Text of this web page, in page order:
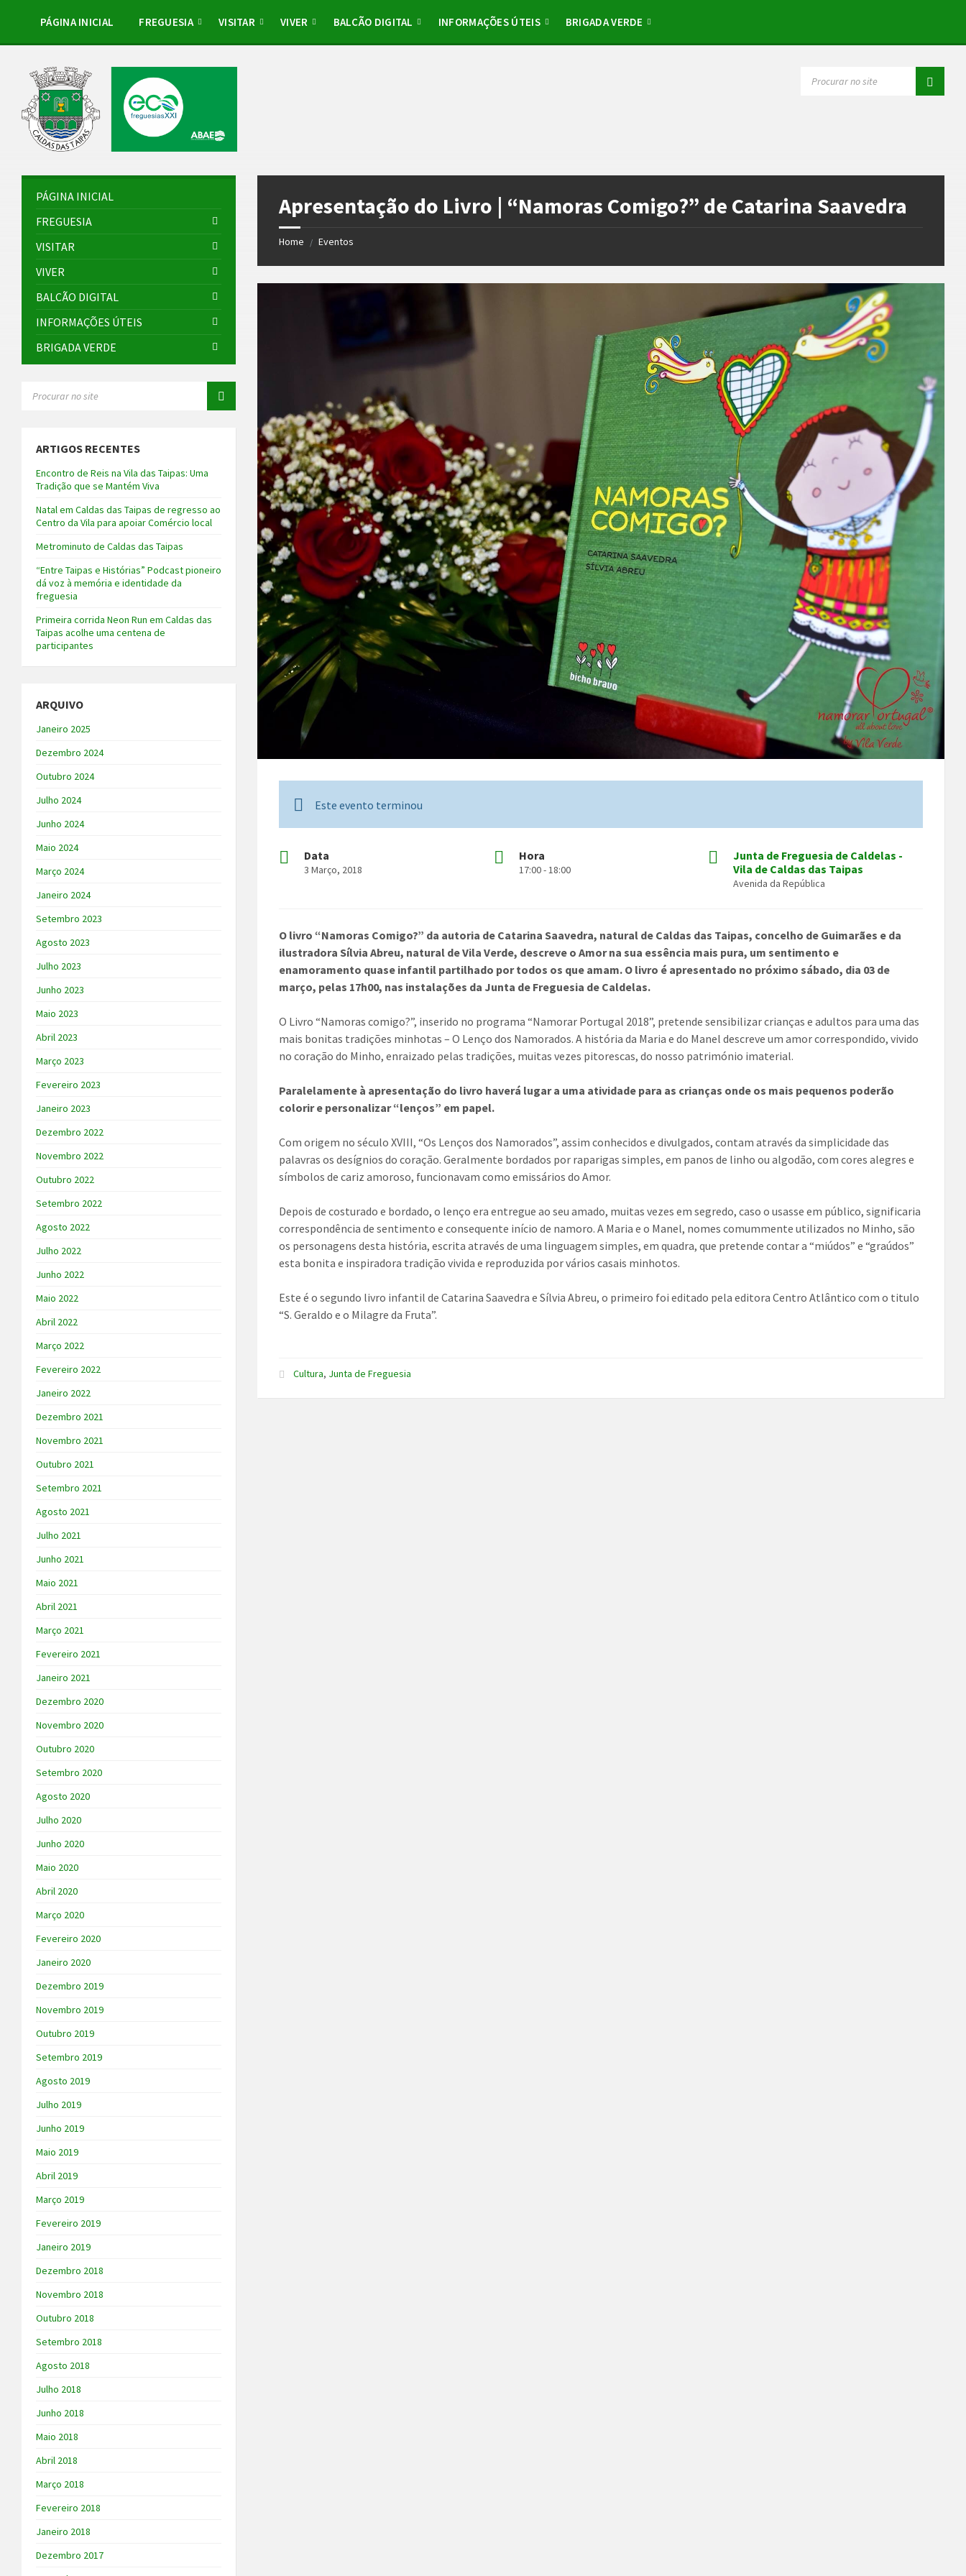
sidebar
PÁGINA INICIAL FREGUESIA VISITAR VIVER BALCÃO DIGITAL INFORMAÇÕES ÚTEIS BRIGADA VERDE
Apresentação do Livro | “Namoras Comigo?” de Catarina Saavedra
Home / Eventos
Este evento terminou
Data
3 Março, 2018
Hora
17:00 - 18:00
Junta de Freguesia de Caldelas -
Vila de Caldas das Taipas
Avenida da República
O livro “Namoras Comigo?” da autoria de Catarina Saavedra, natural de Caldas das Taipas, concelho de Guimarães e da
ilustradora Sílvia Abreu, natural de Vila Verde, descreve o Amor na sua essência mais pura, um sentimento e
enamoramento quase infantil partilhado por todos os que amam. O livro é apresentado no próximo sábado, dia 03 de
março, pelas 17h00, nas instalações da Junta de Freguesia de Caldelas.
O Livro “Namoras comigo?”, inserido no programa “Namorar Portugal 2018”, pretende sensibilizar crianças e adultos para uma das
mais bonitas tradições minhotas – O Lenço dos Namorados. A história da Maria e do Manel descreve um amor correspondido, vivido
no coração do Minho, enraizado pelas tradições, muitas vezes pitorescas, do nosso património imaterial.
Paralelamente à apresentação do livro haverá lugar a uma atividade para as crianças onde os mais pequenos poderão
colorir e personalizar “lenços” em papel.
Com origem no século XVIII, “Os Lenços dos Namorados”, assim conhecidos e divulgados, contam através da simplicidade das
palavras os desígnios do coração. Geralmente bordados por raparigas simples, em panos de linho ou algodão, com cores alegres e
símbolos de cariz amoroso, funcionavam como emissários do Amor.
Depois de costurado e bordado, o lenço era entregue ao seu amado, muitas vezes em segredo, caso o usasse em público, significaria
correspondência de sentimento e consequente início de namoro. A Maria e o Manel, nomes comummente utilizados no Minho, são
os personagens desta história, escrita através de uma linguagem simples, em quadra, que pretende contar a “miúdos” e “graúdos”
esta bonita e inspiradora tradição vivida e reproduzida por vários casais minhotos.
Este é o segundo livro infantil de Catarina Saavedra e Sílvia Abreu, o primeiro foi editado pela editora Centro Atlântico com o titulo
“S. Geraldo e o Milagre da Fruta”.
Cultura, Junta de Freguesia
PÁGINA INICIAL
FREGUESIA
VISITAR
VIVER
BALCÃO DIGITAL
INFORMAÇÕES ÚTEIS
BRIGADA VERDE
ARTIGOS RECENTES
Encontro de Reis na Vila das Taipas: Uma
Tradição que se Mantém Viva
Natal em Caldas das Taipas de regresso ao
Centro da Vila para apoiar Comércio local
Metrominuto de Caldas das Taipas
“Entre Taipas e Histórias” Podcast pioneiro
dá voz à memória e identidade da
freguesia
Primeira corrida Neon Run em Caldas das
Taipas acolhe uma centena de
participantes
ARQUIVO
Janeiro 2025
Dezembro 2024
Outubro 2024
Julho 2024
Junho 2024
Maio 2024
Março 2024
Janeiro 2024
Setembro 2023
Agosto 2023
Julho 2023
Junho 2023
Maio 2023
Abril 2023
Março 2023
Fevereiro 2023
Janeiro 2023
Dezembro 2022
Novembro 2022
Outubro 2022
Setembro 2022
Agosto 2022
Julho 2022
Junho 2022
Maio 2022
Abril 2022
Março 2022
Fevereiro 2022
Janeiro 2022
Dezembro 2021
Novembro 2021
Outubro 2021
Setembro 2021
Agosto 2021
Julho 2021
Junho 2021
Maio 2021
Abril 2021
Março 2021
Fevereiro 2021
Janeiro 2021
Dezembro 2020
Novembro 2020
Outubro 2020
Setembro 2020
Agosto 2020
Julho 2020
Junho 2020
Maio 2020
Abril 2020
Março 2020
Fevereiro 2020
Janeiro 2020
Dezembro 2019
Novembro 2019
Outubro 2019
Setembro 2019
Agosto 2019
Julho 2019
Junho 2019
Maio 2019
Abril 2019
Março 2019
Fevereiro 2019
Janeiro 2019
Dezembro 2018
Novembro 2018
Outubro 2018
Setembro 2018
Agosto 2018
Julho 2018
Junho 2018
Maio 2018
Abril 2018
Março 2018
Fevereiro 2018
Janeiro 2018
Dezembro 2017